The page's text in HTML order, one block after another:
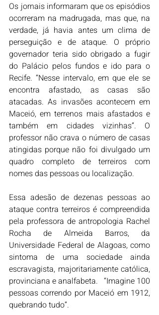
Os jornais informaram que os episódios
ocorreram na madrugada, mas que, na
verdade, já havia antes um clima de
perseguição e de ataque. O próprio
governador teria sido obrigado a fugir
do Palácio pelos fundos e ido para o
Recife. “Nesse intervalo, em que ele se
encontra afastado, as casas são
atacadas. As invasões acontecem em
Maceió, em terrenos mais afastados e
também em cidades vizinhas”. O
professor não crava o número de casas
atingidas porque não foi divulgado um
quadro completo de terreiros com
nomes das pessoas ou localização.
Essa adesão de dezenas pessoas ao
ataque contra terreiros é compreendida
pela professora de antropologia Rachel
Rocha de Almeida Barros, da
Universidade Federal de Alagoas, como
sintoma de uma sociedade ainda
escravagista, majoritariamente católica,
provinciana e analfabeta.   “Imagine 100
pessoas correndo por Maceió em 1912,
quebrando tudo”.